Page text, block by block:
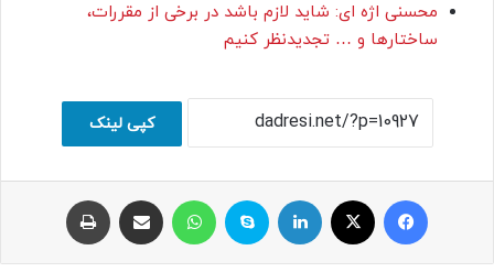
محسنی اژه ای: شاید لازم باشد در برخی از مقررات،
ساختار‌ها و … تجدیدنظر کنیم
کپی لینک
فیسبوک ایکس لینکداین اسکایپ واتس آپ اشتراک با ایمیل